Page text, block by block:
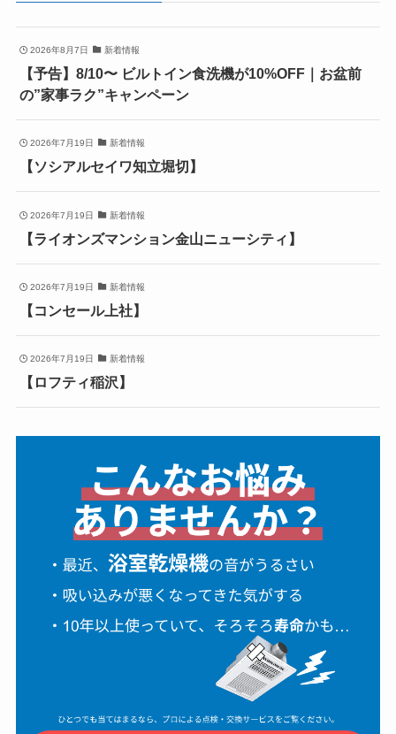
2026年8月7日 新着情報
【予告】8/10〜 ビルトイン食洗機が10%OFF｜お盆前
の”家事ラク”キャンペーン
2026年7月19日 新着情報
【ソシアルセイワ知立堀切】
2026年7月19日 新着情報
【ライオンズマンション金山ニューシティ】
2026年7月19日 新着情報
【コンセール上社】
2026年7月19日 新着情報
【ロフティ稲沢】